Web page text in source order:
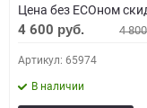
Цена без ECOном
4 600 руб. 4
Артикул: 65974
В наличии